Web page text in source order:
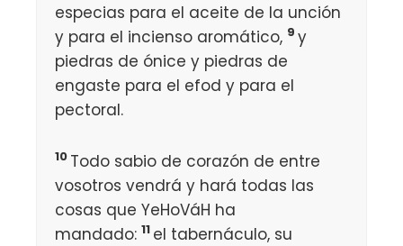
especias para el aceite de la unción
y para el incienso aromático, 9 y
piedras de ónice y piedras de
engaste para el efod y para el
pectoral.
10 Todo sabio de corazón de entre
vosotros vendrá y hará todas las
cosas que YeHoVáH ha
mandado: 11 el tabernáculo, su